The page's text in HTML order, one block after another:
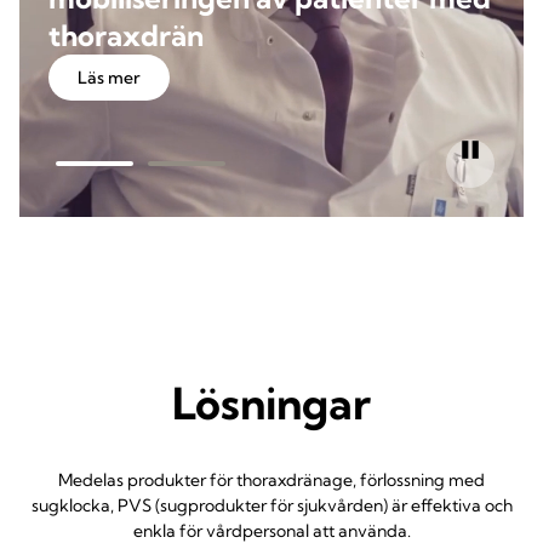
thoraxdrän
Läs mer
Lösningar
Medelas produkter för thoraxdränage, förlossning med
sugklocka, PVS (sugprodukter för sjukvården) är effektiva och
enkla för vårdpersonal att använda.